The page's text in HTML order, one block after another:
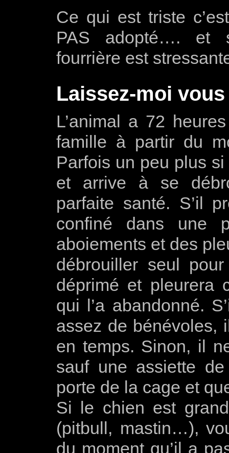
Ce qui est triste
PAS adopté…. et
fourrière est
Laissez-moi
L’animal a 72
famille à partir du
Parfois un peu plus
et arrive à se
parfaite santé. S’il
confiné dans une
aboiements et des
débrouiller seul
déprimé et pleurera
qui l’a abandonné.
assez de bénévoles,
en temps. Sinon, il
sauf une assiette
porte de la cage et
Si le chien est
(pitbull, mastin…),
du moment qu’il a